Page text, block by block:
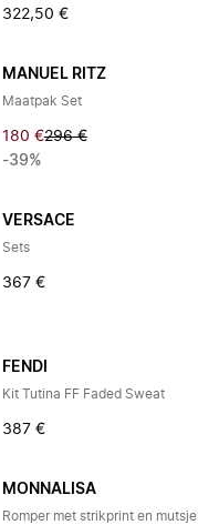
322,50 €
MANUEL RITZ
Maatpak Set
180 €296 €
-39%
VERSACE
Sets
367 €
FENDI
Kit Tutina FF Faded Sweat
387 €
MONNALISA
Romper met strikprint en mutsje